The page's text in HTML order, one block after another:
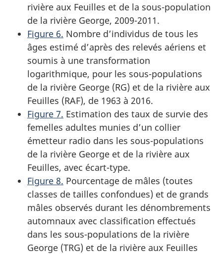
rivière aux Feuilles et de la sous-population
de la rivière George, 2009-2011.
Figure 6. Nombre d’individus de tous les
âges estimé d’après des relevés aériens et
soumis à une transformation
logarithmique, pour les sous-populations
de la rivière George (RG) et de la rivière aux
Feuilles (RAF), de 1963 à 2016.
Figure 7. Estimation des taux de survie des
femelles adultes munies d’un collier
émetteur radio dans les sous-populations
de la rivière George et de la rivière aux
Feuilles, avec écart-type.
Figure 8. Pourcentage de mâles (toutes
classes de tailles confondues) et de grands
mâles observés durant les dénombrements
automnaux avec classification effectués
dans les sous-populations de la rivière
George (TRG) et de la rivière aux Feuilles